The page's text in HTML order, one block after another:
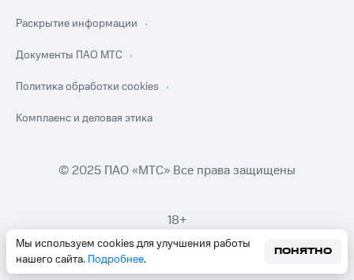
Мы используем cookies для улучшения работы
нашего сайта. Подробнее.
ПОНЯТНО
Раскрытие информации
Документы ПАО МТС
Политика обработки cookies
Комплаенс и деловая этика
© 2025 ПАО «МТС» Все права защищены
18+